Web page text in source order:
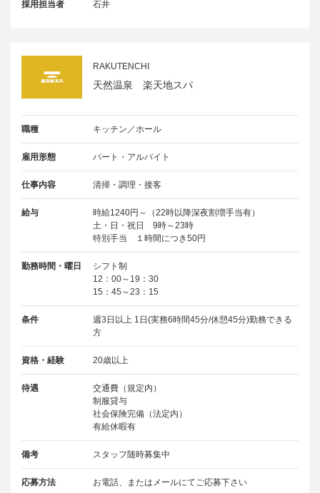
採用担当者 石井
RAKUTENCHI
天然温泉 楽天地スパ
職種 キッチン／ホール
雇用形態 パート・アルバイト
仕事内容 清掃・調理・接客
給与
時給1240円～（22時以降深夜割増手当有）
土・日・祝日 9時～23時
特別手当 １時間につき50円
勤務時間・曜日
シフト制
12：00～19：30
15：45～23：15
条件
週3日以上 1日(実務6時間45分/休憩45分)勤務できる
方
資格・経験 20歳以上
待遇
交通費（規定内）
制服貸与
社会保険完備（法定内）
有給休暇有
備考 スタッフ随時募集中
応募方法 お電話、またはメールにてご応募下さい